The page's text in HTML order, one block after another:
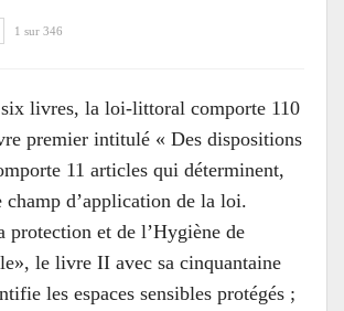
1 sur 346
six livres, la loi-littoral comporte 110
premier intitulé « Des dispositions
11 articles qui déterminent,
champ d’application de la loi.
protection et de l’Hygiène de
le livre II avec sa cinquantaine
les espaces sensibles protégés ;